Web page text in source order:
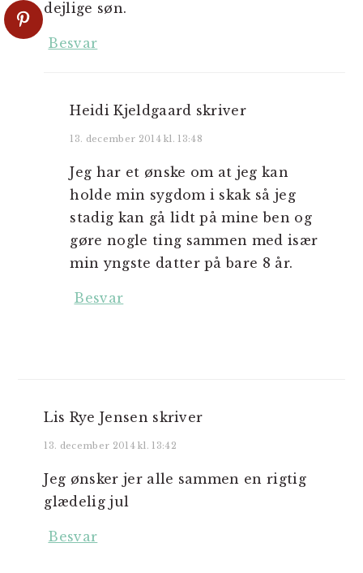
dejlige søn.
Besvar
Heidi Kjeldgaard skriver
13. december 2014 kl. 13:48
Jeg har et ønske om at jeg kan
holde min sygdom i skak så jeg
stadig kan gå lidt på mine ben og
gøre nogle ting sammen med især
min yngste datter på bare 8 år.
Besvar
Lis Rye Jensen skriver
13. december 2014 kl. 13:42
Jeg ønsker jer alle sammen en rigtig
glædelig jul
Besvar